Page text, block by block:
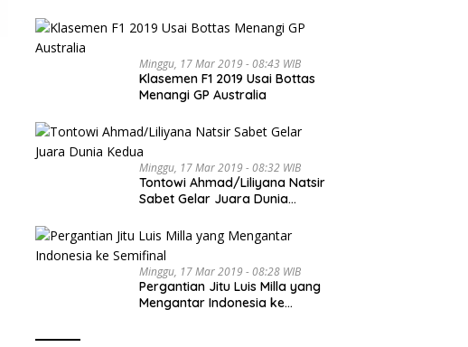
Minggu, 17 Mar 2019 - 08:43 WIB
Klasemen F1 2019 Usai Bottas
Menangi GP Australia
Minggu, 17 Mar 2019 - 08:32 WIB
Tontowi Ahmad/Liliyana Natsir
Sabet Gelar Juara Dunia
Minggu, 17 Mar 2019 - 08:28 WIB
Pergantian Jitu Luis Milla yang
Mengantar Indonesia ke